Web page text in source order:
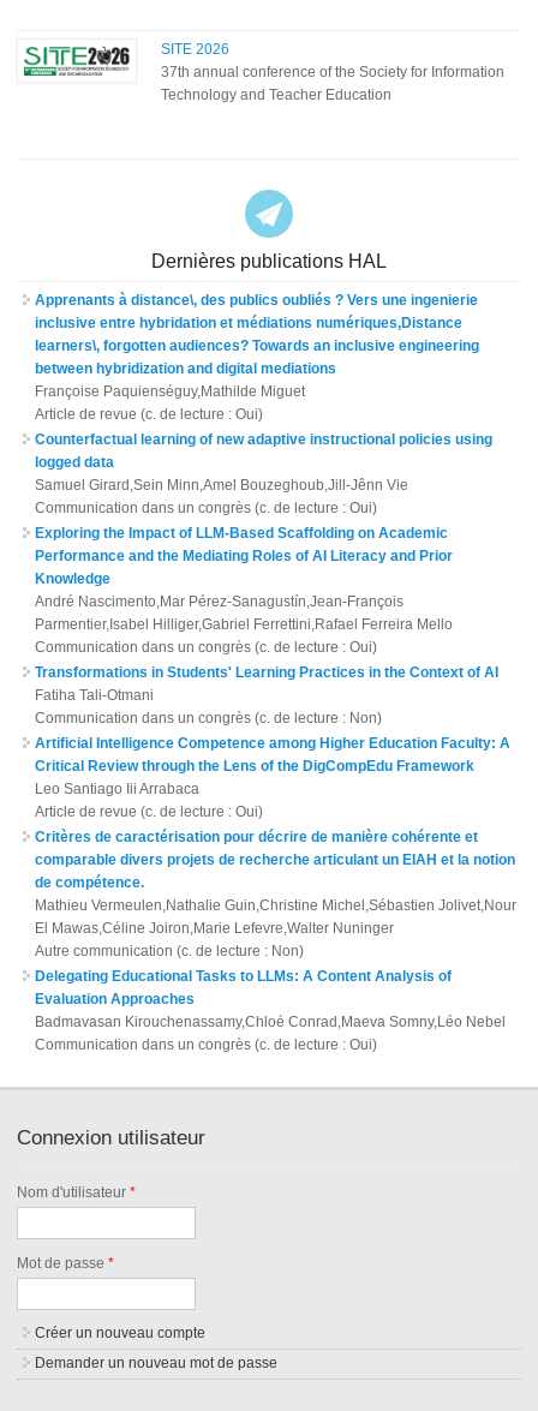
SITE 2026
37th annual conference of the Society for Information
Technology and Teacher Education
Dernières publications HAL
Apprenants à distance\, des publics oubliés ? Vers une ingenierie
inclusive entre hybridation et médiations numériques,Distance
learners\, forgotten audiences? Towards an inclusive engineering
between hybridization and digital mediations
Françoise Paquienséguy,Mathilde Miguet
Article de revue (c. de lecture : Oui)
Counterfactual learning of new adaptive instructional policies using
logged data
Samuel Girard,Sein Minn,Amel Bouzeghoub,Jill-Jênn Vie
Communication dans un congrès (c. de lecture : Oui)
Exploring the Impact of LLM-Based Scaffolding on Academic
Performance and the Mediating Roles of AI Literacy and Prior
Knowledge
André Nascimento,Mar Pérez-Sanagustín,Jean-François
Parmentier,Isabel Hilliger,Gabriel Ferrettini,Rafael Ferreira Mello
Communication dans un congrès (c. de lecture : Oui)
Transformations in Students' Learning Practices in the Context of AI
Fatiha Tali-Otmani
Communication dans un congrès (c. de lecture : Non)
Artificial Intelligence Competence among Higher Education Faculty: A
Critical Review through the Lens of the DigCompEdu Framework
Leo Santiago Iii Arrabaca
Article de revue (c. de lecture : Oui)
Critères de caractérisation pour décrire de manière cohérente et
comparable divers projets de recherche articulant un EIAH et la notion
de compétence.
Mathieu Vermeulen,Nathalie Guin,Christine Michel,Sébastien Jolivet,Nour
El Mawas,Céline Joiron,Marie Lefevre,Walter Nuninger
Autre communication (c. de lecture : Non)
Delegating Educational Tasks to LLMs: A Content Analysis of
Evaluation Approaches
Badmavasan Kirouchenassamy,Chloé Conrad,Maeva Somny,Léo Nebel
Communication dans un congrès (c. de lecture : Oui)
Connexion utilisateur
Nom d'utilisateur*
Mot de passe*
Créer un nouveau compte
Demander un nouveau mot de passe